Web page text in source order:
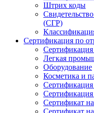
Штрих коды
(СГР)
Сертификация по
Легкая
Оборудование
Косметика и
Сертификация
Сертификат
Сертификат